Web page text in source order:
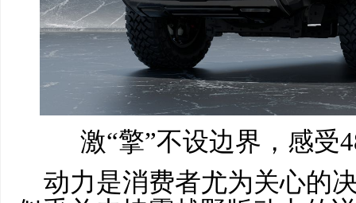
激“擎”不设边界，感受
动力是消费者尤为关心的